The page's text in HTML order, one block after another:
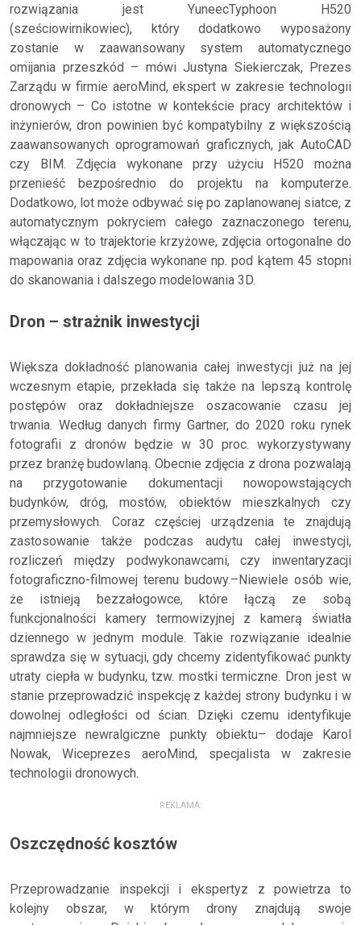
rozwiązania jest YuneecTyphoon H520
(sześciowirnikowiec), który dodatkowo wyposażony
zostanie w zaawansowany system automatycznego
omijania przeszkód – mówi Justyna Siekierczak, Prezes
Zarządu w firmie aeroMind, ekspert w zakresie technologii
dronowych – Co istotne w kontekście pracy architektów i
inżynierów, dron powinien być kompatybilny z większością
zaawansowanych oprogramowań graficznych, jak AutoCAD
czy BIM. Zdjęcia wykonane przy użyciu H520 można
przenieść bezpośrednio do projektu na komputerze.
Dodatkowo, lot może odbywać się po zaplanowanej siatce, z
automatycznym pokryciem całego zaznaczonego terenu,
włączając w to trajektorie krzyżowe, zdjęcia ortogonalne do
mapowania oraz zdjęcia wykonane np. pod kątem 45 stopni
do skanowania i dalszego modelowania 3D.
Dron – strażnik inwestycji
Większa dokładność planowania całej inwestycji już na jej
wczesnym etapie, przekłada się także na lepszą kontrolę
postępów oraz dokładniejsze oszacowanie czasu jej
trwania. Według danych firmy Gartner, do 2020 roku rynek
fotografii z dronów będzie w 30 proc. wykorzystywany
przez branżę budowlaną. Obecnie zdjęcia z drona pozwalają
na przygotowanie dokumentacji nowopowstających
budynków, dróg, mostów, obiektów mieszkalnych czy
przemysłowych. Coraz częściej urządzenia te znajdują
zastosowanie także podczas audytu całej inwestycji,
rozliczeń między podwykonawcami, czy inwentaryzacji
fotograficzno-filmowej terenu budowy.–Niewiele osób wie,
że istnieją bezzałogowce, które łączą ze sobą
funkcjonalności kamery termowizyjnej z kamerą światła
dziennego w jednym module. Takie rozwiązanie idealnie
sprawdza się w sytuacji, gdy chcemy zidentyfikować punkty
utraty ciepła w budynku, tzw. mostki termiczne. Dron jest w
stanie przeprowadzić inspekcję z każdej strony budynku i w
dowolnej odległości od ścian. Dzięki czemu identyfikuje
najmniejsze newralgiczne punkty obiektu– dodaje Karol
Nowak, Wiceprezes aeroMind, specjalista w zakresie
technologii dronowych.
REKLAMA:
Oszczędność kosztów
Przeprowadzanie inspekcji i ekspertyz z powietrza to
kolejny obszar, w którym drony znajdują swoje